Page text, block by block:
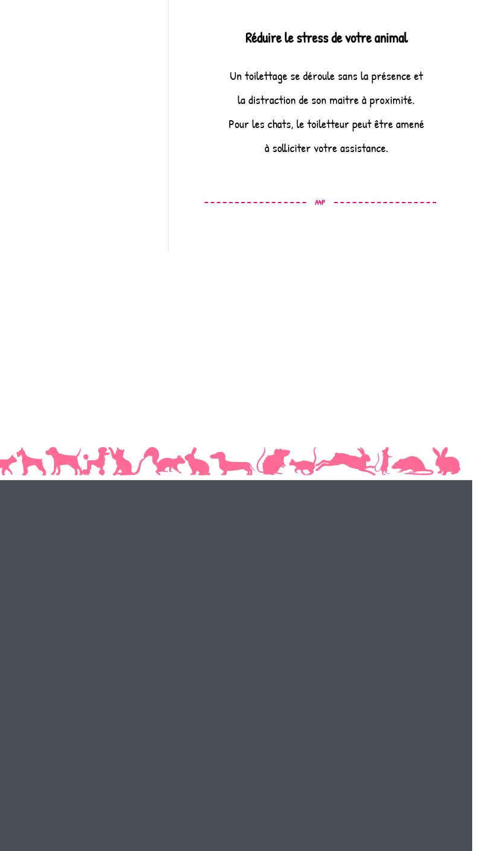
Réduire le stress de votre animal
Un toilettage se déroule sans la présence et
la distraction de son maitre à proximité.
Pour les chats, le toiletteur peut être amené
à solliciter votre assistance.
A4P